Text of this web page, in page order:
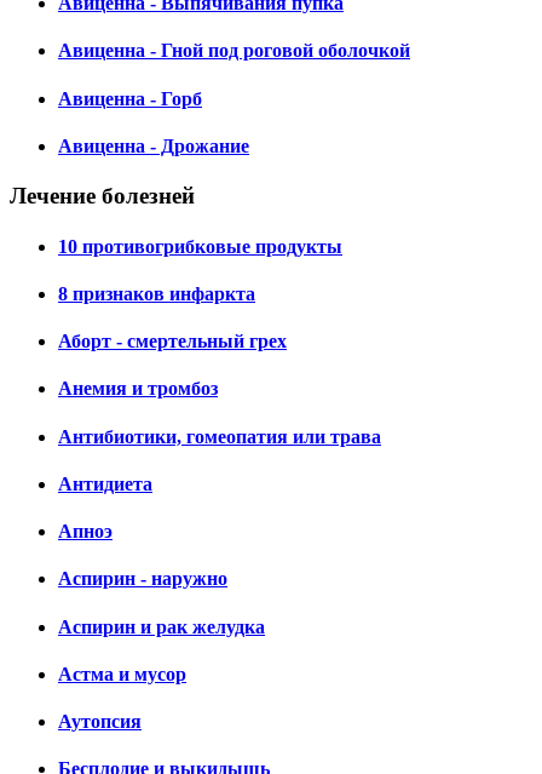
Авиценна - Гной под роговой оболочкой
Авиценна - Горб
Авиценна - Дрожание
Лечение болезней
10 противогрибковые продукты
8 признаков инфаркта
Аборт - смертельный грех
Анемия и тромбоз
Антибиотики, гомеопатия или трава
Антидиета
Апноэ
Аспирин - наружно
Аспирин и рак желудка
Астма и мусор
Аутопсия
Бесплодие и выкидышь